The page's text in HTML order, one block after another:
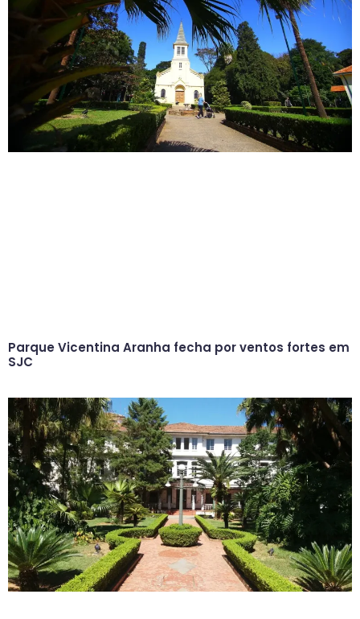
Parque Vicentina Aranha fecha por ventos fortes em
SJC